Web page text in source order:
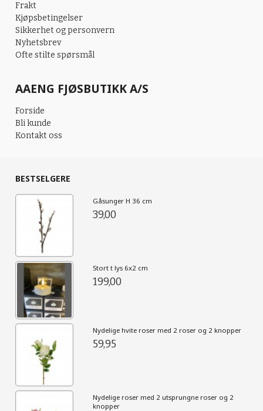
Frakt
Kjøpsbetingelser
Sikkerhet og personvern
Nyhetsbrev
Ofte stilte spørsmål
AAENG FJØSBUTIKK A/S
Forside
Bli kunde
Kontakt oss
BESTSELGERE
Gåsunger H 36 cm
39,00
Stort t lys 6x2 cm
199,00
Nydelige hvite roser med 2 roser og 2 knopper
59,95
Nydelige roser med 2 utsprungne roser og 2
knopper